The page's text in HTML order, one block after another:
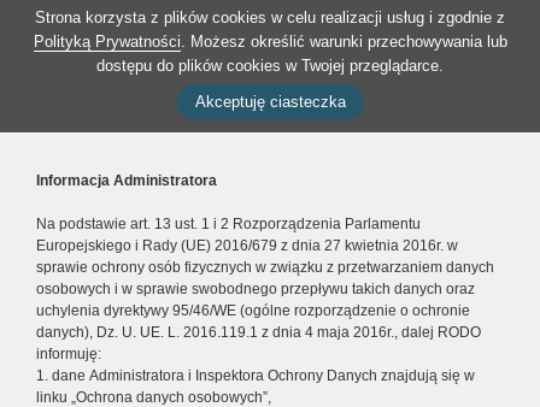
Strona korzysta z plików cookies w celu realizacji usług i zgodnie z
Polityką Prywatności. Możesz określić warunki przechowywania lub
dostępu do plików cookies w Twojej przeglądarce.
Akceptuję ciasteczka
Informacja Administratora
Na podstawie art. 13 ust. 1 i 2 Rozporządzenia Parlamentu
Europejskiego i Rady (UE) 2016/679 z dnia 27 kwietnia 2016r. w
sprawie ochrony osób fizycznych w związku z przetwarzaniem danych
osobowych i w sprawie swobodnego przepływu takich danych oraz
uchylenia dyrektywy 95/46/WE (ogólne rozporządzenie o ochronie
danych), Dz. U. UE. L. 2016.119.1 z dnia 4 maja 2016r., dalej RODO
informuję:
1. dane Administratora i Inspektora Ochrony Danych znajdują się w
linku „Ochrona danych osobowych”,